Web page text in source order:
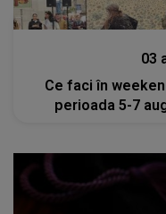
03
Ce faci în
perioada 5-7